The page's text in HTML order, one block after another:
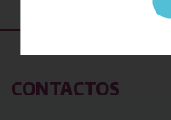
CONTACTOS